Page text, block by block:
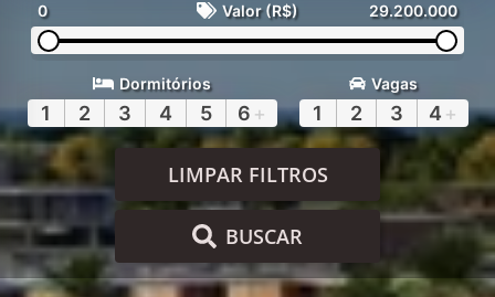
0 Valor (R$) 29.200.000
Dormitórios
1 2 3 4 5 6 +
Vagas
1 2 3 4 +
LIMPAR FILTROS
BUSCAR